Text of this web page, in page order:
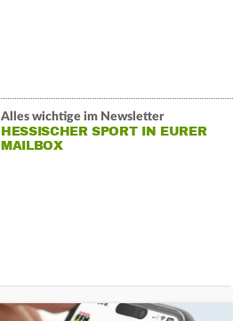
Alles wichtige im Newsletter
HESSISCHER SPORT IN EURER
MAILBOX